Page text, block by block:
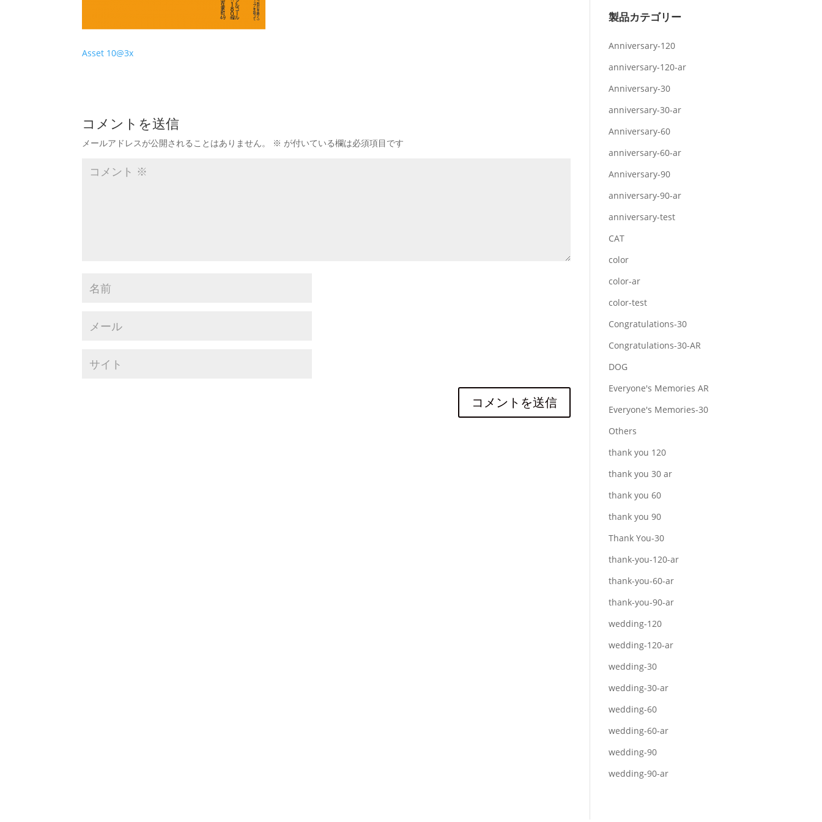
Asset 10@3x
コメントを送信
メールアドレスが公開されることはありません。 ※ が付いている欄は必須項目です
製品カテゴリー
Anniversary-120
anniversary-120-ar
Anniversary-30
anniversary-30-ar
Anniversary-60
anniversary-60-ar
Anniversary-90
anniversary-90-ar
anniversary-test
CAT
color
color-ar
color-test
Congratulations-30
Congratulations-30-AR
DOG
Everyone's Memories AR
Everyone's Memories-30
Others
thank you 120
thank you 30 ar
thank you 60
thank you 90
Thank You-30
thank-you-120-ar
thank-you-60-ar
thank-you-90-ar
wedding-120
wedding-120-ar
wedding-30
wedding-30-ar
wedding-60
wedding-60-ar
wedding-90
wedding-90-ar